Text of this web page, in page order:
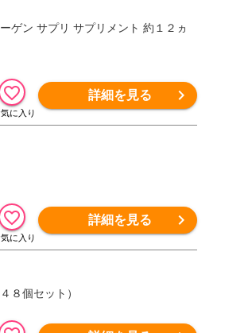
ゲン サプリ サプリメント 約１２ヵ
詳細を見る
詳細を見る
８個セット）